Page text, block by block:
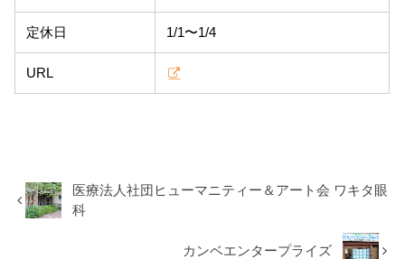
定休日 1/1〜1/4
URL
医療法人社団ヒューマニティー＆アート会 ワキタ眼
科
カンベエンタープライズ